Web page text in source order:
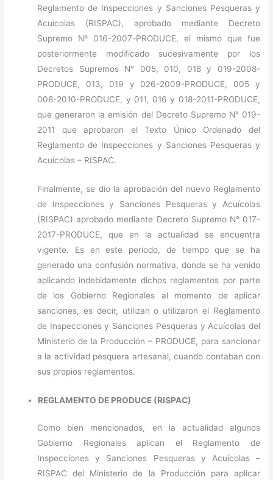
Reglamento de Inspecciones y Sanciones Pesqueras y
Acuícolas (RISPAC), aprobado mediante Decreto
Supremo Nº 016-2007-PRODUCE, el mismo que fue
posteriormente modificado sucesivamente por los
Decretos Supremos N° 005, 010, 018 y 019-2008-
PRODUCE, 013, 019 y 026-2009-PRODUCE, 005 y
008-2010-PRODUCE, y 011, 016 y 018-2011-PRODUCE,
que generaron la emisión del Decreto Supremo N° 019-
2011 que aprobaron el Texto Único Ordenado del
Reglamento de Inspecciones y Sanciones Pesqueras y
Acuícolas – RISPAC.
Finalmente, se dio la aprobación del nuevo Reglamento
de Inspecciones y Sanciones Pesqueras y Acuícolas
(RISPAC) aprobado mediante Decreto Supremo N° 017-
2017-PRODUCE, que en la actualidad se encuentra
vigente. Es en este periodo, de tiempo que se ha
generado una confusión normativa, donde se ha venido
aplicando indebidamente dichos reglamentos por parte
de los Gobierno Regionales al momento de aplicar
sanciones, es decir, utilizan o utilizaron el Reglamento
de Inspecciones y Sanciones Pesqueras y Acuícolas del
Ministerio de la Producción – PRODUCE, para sancionar
a la actividad pesquera artesanal, cuando contaban con
sus propios reglamentos.
REGLAMENTO DE PRODUCE (RISPAC)
Como bien mencionados, en la actualidad algunos
Gobierno Regionales aplican el Reglamento de
Inspecciones y Sanciones Pesqueras y Acuícolas –
RISPAC del Ministerio de la Producción para aplicar